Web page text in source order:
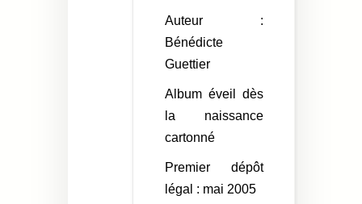
Auteur :
Bénédicte
Guettier
Album éveil dès
la naissance
cartonné
Premier dépôt
légal : mai 2005